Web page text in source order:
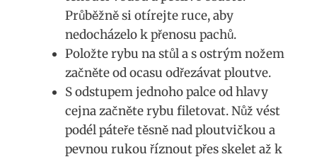
Průběžně si otírejte ruce, aby
nedocházelo k přenosu pachů.
Položte rybu na stůl a s ostrým nožem
začněte od ocasu odřezávat ploutve.
S odstupem jednoho palce od hlavy
cejna začněte rybu filetovat. Nůž vést
podél páteře těsně nad ploutvičkou a
pevnou rukou říznout přes skelet až k